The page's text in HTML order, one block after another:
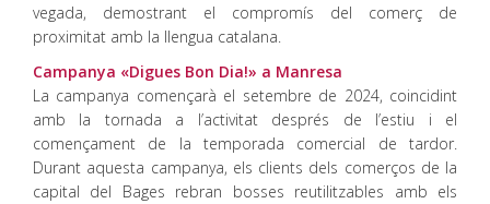
vegada, demostrant el compromís del comerç de
proximitat amb la llengua catalana.
Campanya «Digues Bon Dia!» a Manresa
La campanya començarà el setembre de 2024, coincidint
amb la tornada a l’activitat després de l’estiu i el
començament de la temporada comercial de tardor.
Durant aquesta campanya, els clients dels comerços de la
capital del Bages rebran bosses reutilitzables amb els